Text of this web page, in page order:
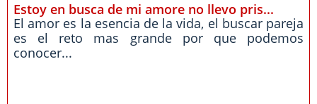
Estoy en busca de mi amore no llevo pris...
El amor es la esencia de la vida, el buscar pareja
es el reto mas grande por que podemos
conocer...